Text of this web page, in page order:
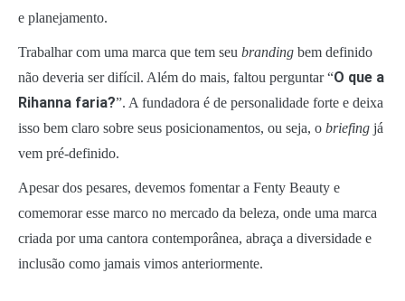
e planejamento.
Trabalhar com uma marca que tem seu branding bem definido
não deveria ser difícil. Além do mais, faltou perguntar “O que a
Rihanna faria?”. A fundadora é de personalidade forte e deixa
isso bem claro sobre seus posicionamentos, ou seja, o briefing já
vem pré-definido.
Apesar dos pesares, devemos fomentar a Fenty Beauty e
comemorar esse marco no mercado da beleza, onde uma marca
criada por uma cantora contemporânea, abraça a diversidade e
inclusão como jamais vimos anteriormente.